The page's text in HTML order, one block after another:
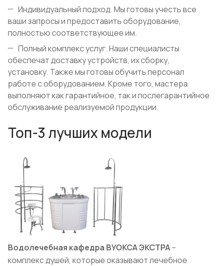
Индивидуальный подход. Мы готовы учесть все
ваши запросы и предоставить оборудование,
полностью соответствующее им.
Полный комплекс услуг. Наши специалисты
обеспечат доставку устройств, их сборку,
установку. Также мы готовы обучить персонал
работе с оборудованием. Кроме того, мастера
выполняют как гарантийное, так и послегарантийное
обслуживание реализуемой продукции.
Топ-3 лучших модели
Водолечебная кафедра ВУОКСА ЭКСТРА–
комплекс душей, которые оказывают лечебное